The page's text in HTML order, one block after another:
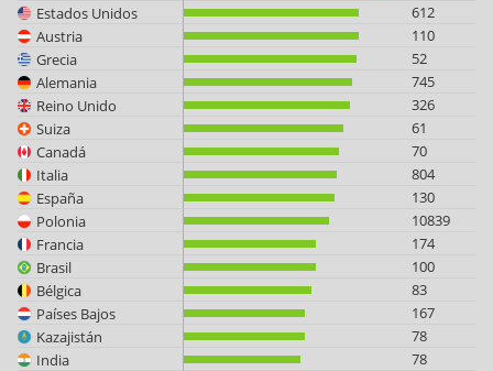
Estados Unidos
612
Austria
110
Grecia
52
Alemania
745
Reino Unido
326
Suiza
61
Canadá
70
Italia
804
España
130
Polonia
10839
Francia
174
Brasil
100
Bélgica
83
Países Bajos
167
Kazajistán
78
India
78